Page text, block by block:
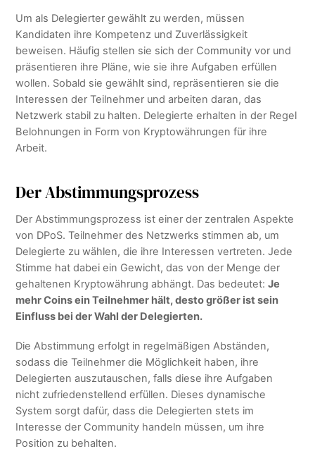
Um als Delegierter gewählt zu werden, müssen
Kandidaten ihre Kompetenz und Zuverlässigkeit
beweisen. Häufig stellen sie sich der Community vor und
präsentieren ihre Pläne, wie sie ihre Aufgaben erfüllen
wollen. Sobald sie gewählt sind, repräsentieren sie die
Interessen der Teilnehmer und arbeiten daran, das
Netzwerk stabil zu halten. Delegierte erhalten in der Regel
Belohnungen in Form von Kryptowährungen für ihre
Arbeit.
Der Abstimmungsprozess
Der Abstimmungsprozess ist einer der zentralen Aspekte
von DPoS. Teilnehmer des Netzwerks stimmen ab, um
Delegierte zu wählen, die ihre Interessen vertreten. Jede
Stimme hat dabei ein Gewicht, das von der Menge der
gehaltenen Kryptowährung abhängt. Das bedeutet:Je
mehr Coins ein Teilnehmer hält, desto größer ist sein
Einfluss bei der Wahl der Delegierten.
Die Abstimmung erfolgt in regelmäßigen Abständen,
sodass die Teilnehmer die Möglichkeit haben, ihre
Delegierten auszutauschen, falls diese ihre Aufgaben
nicht zufriedenstellend erfüllen. Dieses dynamische
System sorgt dafür, dass die Delegierten stets im
Interesse der Community handeln müssen, um ihre
Position zu behalten.